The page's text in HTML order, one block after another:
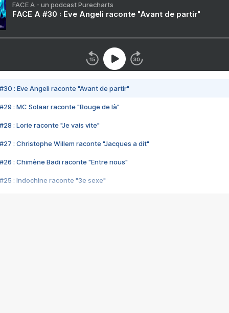
FACE A - un podcast Purecharts
FACE A #30 : Eve Angeli raconte "Avant de partir"
#30 : Eve Angeli raconte "Avant de partir"
#29 : MC Solaar raconte "Bouge de là"
#28 : Lorie raconte "Je vais vite"
#27 : Christophe Willem raconte "Jacques a dit"
#26 : Chimène Badi raconte "Entre nous"
#25 : Indochine raconte "3e sexe"